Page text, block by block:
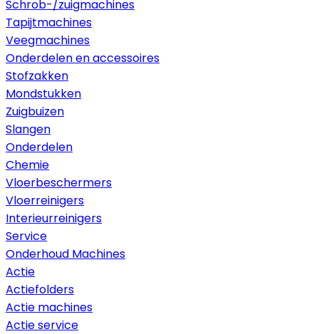
Schrob-/zuigmachines
Tapijtmachines
Veegmachines
Onderdelen en accessoires
Stofzakken
Mondstukken
Zuigbuizen
Slangen
Onderdelen
Chemie
Vloerbeschermers
Vloerreinigers
Interieurreinigers
Service
Onderhoud Machines
Actie
Actiefolders
Actie machines
Actie service